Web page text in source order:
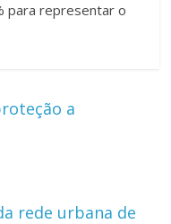
para representar o
a
rede urbana de